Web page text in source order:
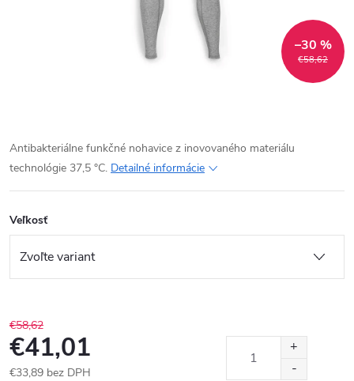
€58,62
–30 %
Antibakteriálne funkčné nohavice z inovovaného materiálu
technológie 37,5 °C. Detailné informácie
Veľkosť
€58,62
€41,01
€33,89 bez DPH